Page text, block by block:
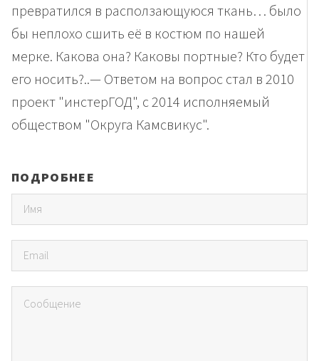
превратился в расползающуюся ткань… было
бы неплохо сшить её в костюм по нашей
мерке. Какова она? Каковы портные? Кто будет
его носить?..— Ответом на вопрос стал в 2010
проект "инстерГОД", с 2014 исполняемый
обществом "Округа Камсвикус".
ПОДРОБНЕЕ